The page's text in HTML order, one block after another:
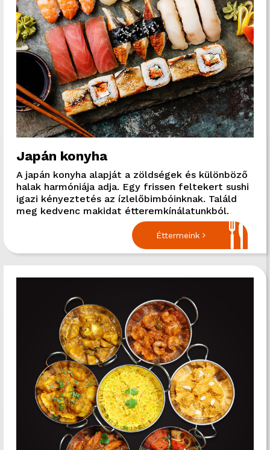
Japán konyha
A japán konyha alapját a zöldségek és különböző
halak harmóniája adja. Egy frissen feltekert sushi
igazi kényeztetés az ízlelőbimbóinknak. Találd
meg kedvenc makidat étteremkínálatunkból.
Éttermeink